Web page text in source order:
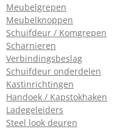
Meubelgrepen
Meubelknoppen
Schuifdeur / Komgrepen
Scharnieren
Verbindingsbeslag
Schuifdeur onderdelen
Kastinrichtingen
Handoek / Kapstokhaken
Ladegeleiders
Steel look deuren